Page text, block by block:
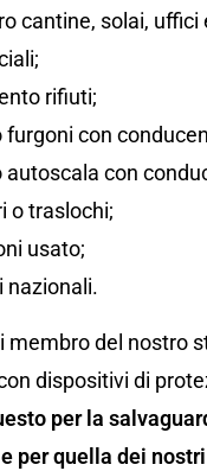
cantine, solai, uffici
rifiuti;
furgoni con
autoscala con
o traslochi;
usato;
nazionali.
membro del nostro
dispositivi di
per la
per quella dei